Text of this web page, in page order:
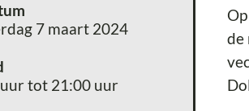
7 maart 2024
tot 21:00 uur
de